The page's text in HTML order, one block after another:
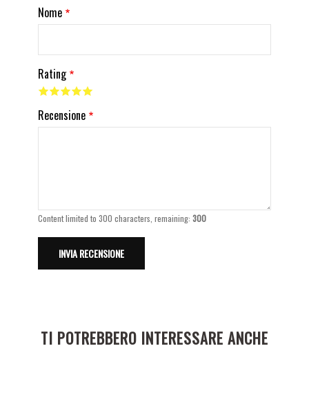
Nome
Rating
Recensione
Content limited to 300 characters, remaining:300
TI POTREBBERO INTERESSARE ANCHE